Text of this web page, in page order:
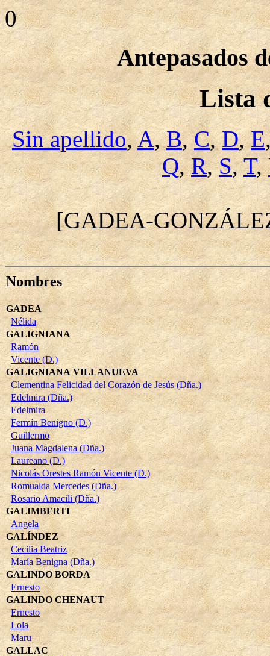
0
Antepasados
Lista
Sin apellido,A,B,C,D,E
Q,R,S,T,
[GADEA-
Nombres
GADEA
Nélida
GALIGNIANA
Ramón
Vicente (D.)
GALIGNIANA VILLANUEVA
Clementina Felicidad del Corazón de Jesús (Dña.)
Edelmira (Dña.)
Edelmira
Fermín Benigno (D.)
Guillermo
Juana Magdalena (Dña.)
Laureano (D.)
Nicolás Orestes Ramón Vicente (D.)
Romualda Mercedes (Dña.)
Rosario Amacili (Dña.)
GALIMBERTI
Angela
GALÍNDEZ
Cecilia Beatriz
María Benigna (Dña.)
GALINDO BORDA
Ernesto
GALINDO CHENAUT
Ernesto
Lola
Maru
GALLAC